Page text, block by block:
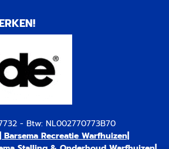
- Btw: NL002770773B70
Recreatie Warfhuizen|